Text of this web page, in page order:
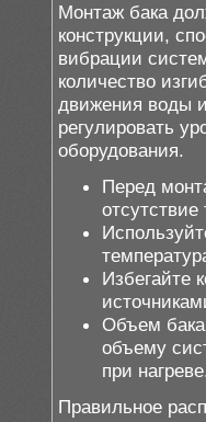
Монтаж бака
конструкции,
вибрации
количество
движения воды
регулировать
оборудования.
Перед
Избегайте
Объем
объему
при
Правильное